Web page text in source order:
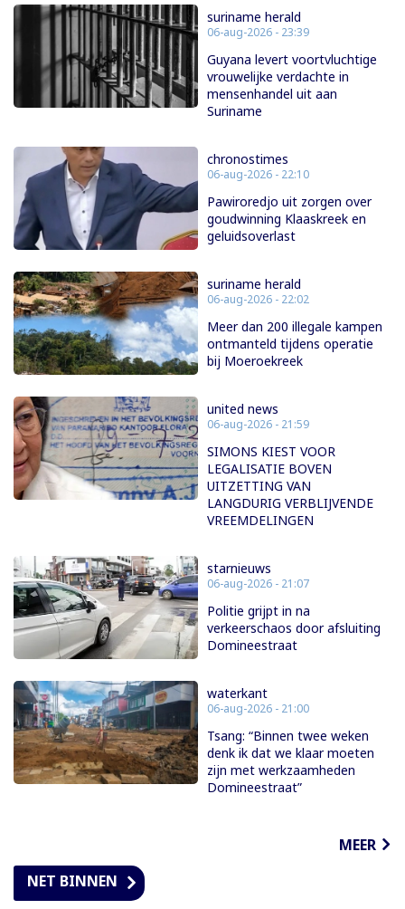
suriname herald
06-aug-2026 - 23:39
Guyana levert voortvluchtige
vrouwelijke verdachte in
mensenhandel uit aan
Suriname
chronostimes
06-aug-2026 - 22:10
Pawiroredjo uit zorgen over
goudwinning Klaaskreek en
geluidsoverlast
suriname herald
06-aug-2026 - 22:02
Meer dan 200 illegale kampen
ontmanteld tijdens operatie
bij Moeroekreek
united news
06-aug-2026 - 21:59
SIMONS KIEST VOOR
LEGALISATIE BOVEN
UITZETTING VAN
LANGDURIG VERBLIJVENDE
VREEMDELINGEN
starnieuws
06-aug-2026 - 21:07
Politie grijpt in na
verkeerschaos door afsluiting
Domineestraat
waterkant
06-aug-2026 - 21:00
Tsang: “Binnen twee weken
denk ik dat we klaar moeten
zijn met werkzaamheden
Domineestraat”
MEER
NET BINNEN